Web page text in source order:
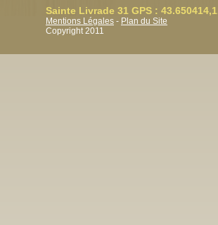
Sainte Livrade 31 GPS :
Mentions Légales - Plan du Site
Copyright 2011